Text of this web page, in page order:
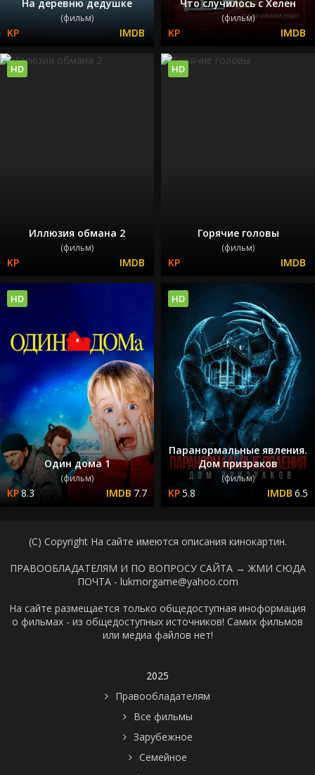
На деревню дедушке
(фильм)
Что случилось с Хелен
(фильм)
Иллюзия обмана 2
(фильм)
HD
Горячие головы
(фильм)
HD
Один дома 1
(фильм)
8.3 7.7
HD
Паранормальные явления.
Дом призраков
(фильм)
5.8 6.5
HD
(C) Copyright На сайте имеются описания кинокартин.
ПРАВООБЛАДАТЕЛЯМ И ПО ВОПРОСУ САЙТА → ЖМИ СЮДА
ПОЧТА - lukmorgame@yahoo.com
На сайте размещается только общедоступная иноформация
о фильмах - из общедоступных источников! Самих фильмов
или медиа файлов нет!
2025
Правообладателям
Все фильмы
Зарубежное
Семейное